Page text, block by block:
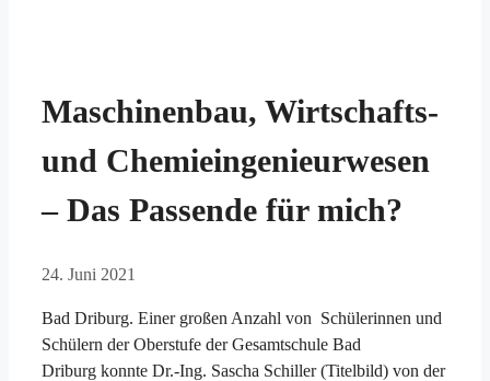
Maschinenbau, Wirtschafts-
und Chemieingenieurwesen
– Das Passende für mich?
24. Juni 2021
Bad Driburg. Einer großen Anzahl von Schülerinnen und
Schülern der Oberstufe der Gesamtschule Bad
Driburg konnte Dr.-Ing. Sascha Schiller (Titelbild) von der